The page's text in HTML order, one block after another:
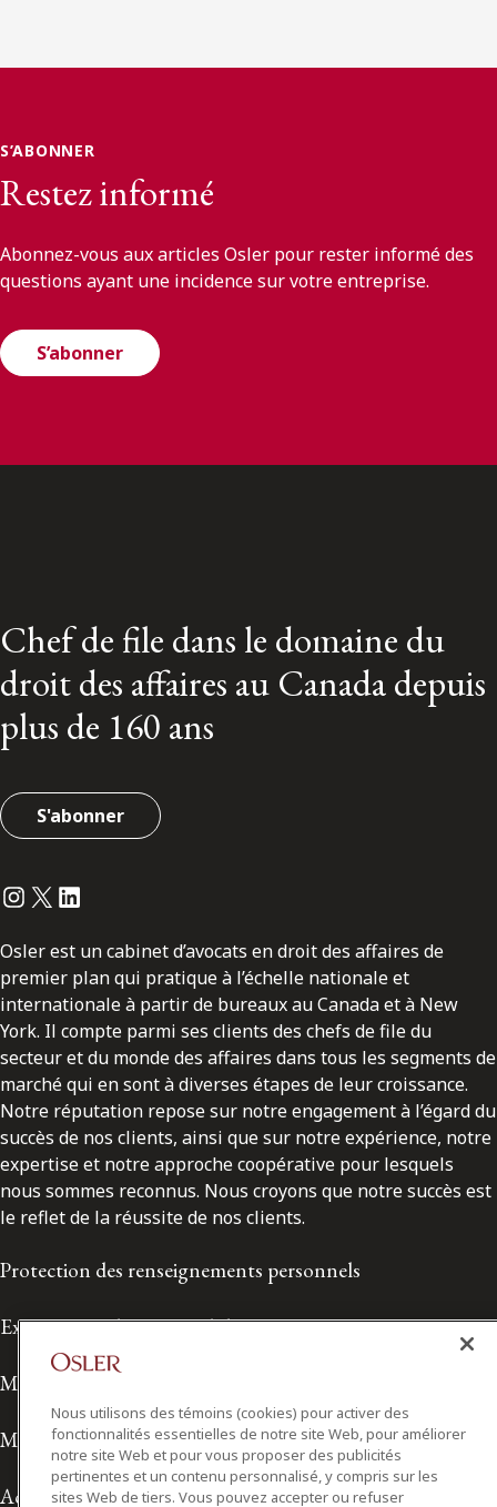
S’ABONNER
Restez informé
Abonnez-vous aux articles Osler pour rester informé des
questions ayant une incidence sur votre entreprise.
S’abonner
Chef de file dans le domaine du
droit des affaires au Canada depuis
plus de 160 ans
S'abonner
Instagram
Twitter
LinkedIn
Osler est un cabinet d’avocats en droit des affaires de
premier plan qui pratique à l’échelle nationale et
internationale à partir de bureaux au Canada et à New
York. Il compte parmi ses clients des chefs de file du
secteur et du monde des affaires dans tous les segments de
marché qui en sont à diverses étapes de leur croissance.
Notre réputation repose sur notre engagement à l’égard du
succès de nos clients, ainsi que sur notre expérience, notre
expertise et notre approche coopérative pour lesquels
nous sommes reconnus. Nous croyons que notre succès est
le reflet de la réussite de nos clients.
Protection des renseignements personnels
Exonération de responsabilité
Modalités de prestation de services
Modalités d'utilisation
Accessibilité
Nous utilisons des témoins (cookies) pour activer des
fonctionnalités essentielles de notre site Web, pour améliorer
notre site Web et pour vous proposer des publicités
pertinentes et un contenu personnalisé, y compris sur les
sites Web de tiers. Vous pouvez accepter ou refuser